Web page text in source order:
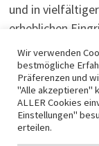
und in
erheblichen
WEITERLESEN
Wir verwenden
bestmögliche
Präferenzen und
"Alle akzeptieren"
ALLER Cookies
Einstellungen"
erteilen.